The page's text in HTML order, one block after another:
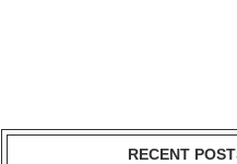
RECENT